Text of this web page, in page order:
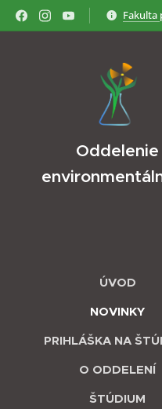
Fakulta
Oddelenie
ÚVOD
NOVINKY
PRIHLÁŠKA NA
O ODDELENÍ
ŠTÚDIUM